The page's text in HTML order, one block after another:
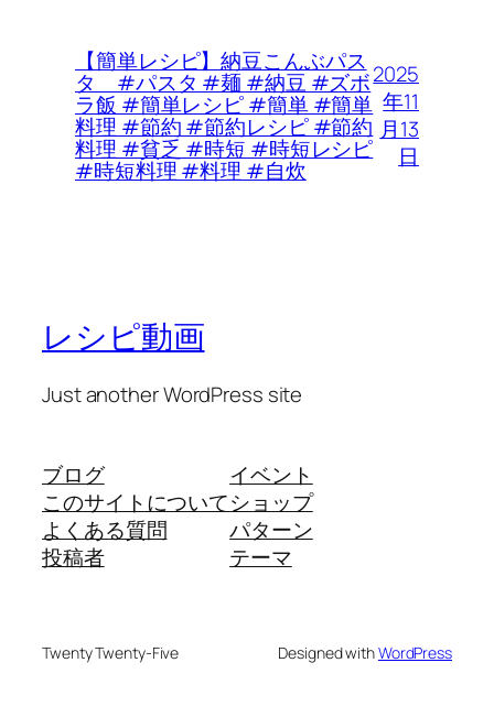
【簡単レシピ】納豆こんぶパス
タ #パスタ #麺 #納豆 #ズボ
ラ飯 #簡単レシピ #簡単 #簡単
料理 #節約 #節約レシピ #節約
料理 #貧乏 #時短 #時短レシピ
#時短料理 #料理 #自炊
2025
年11
月13
日
レシピ動画
Just another WordPress site
ブログ
このサイトについて
よくある質問
投稿者
イベント
ショップ
パターン
テーマ
Twenty Twenty-Five Designed withWordPress